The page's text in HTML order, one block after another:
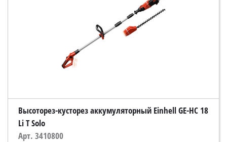
Высоторез-кусторез аккумуляторный Einhell GE-HC 18
Li T Solo
Арт. 3410800